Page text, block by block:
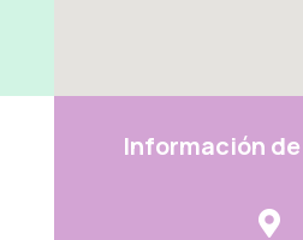
Información
